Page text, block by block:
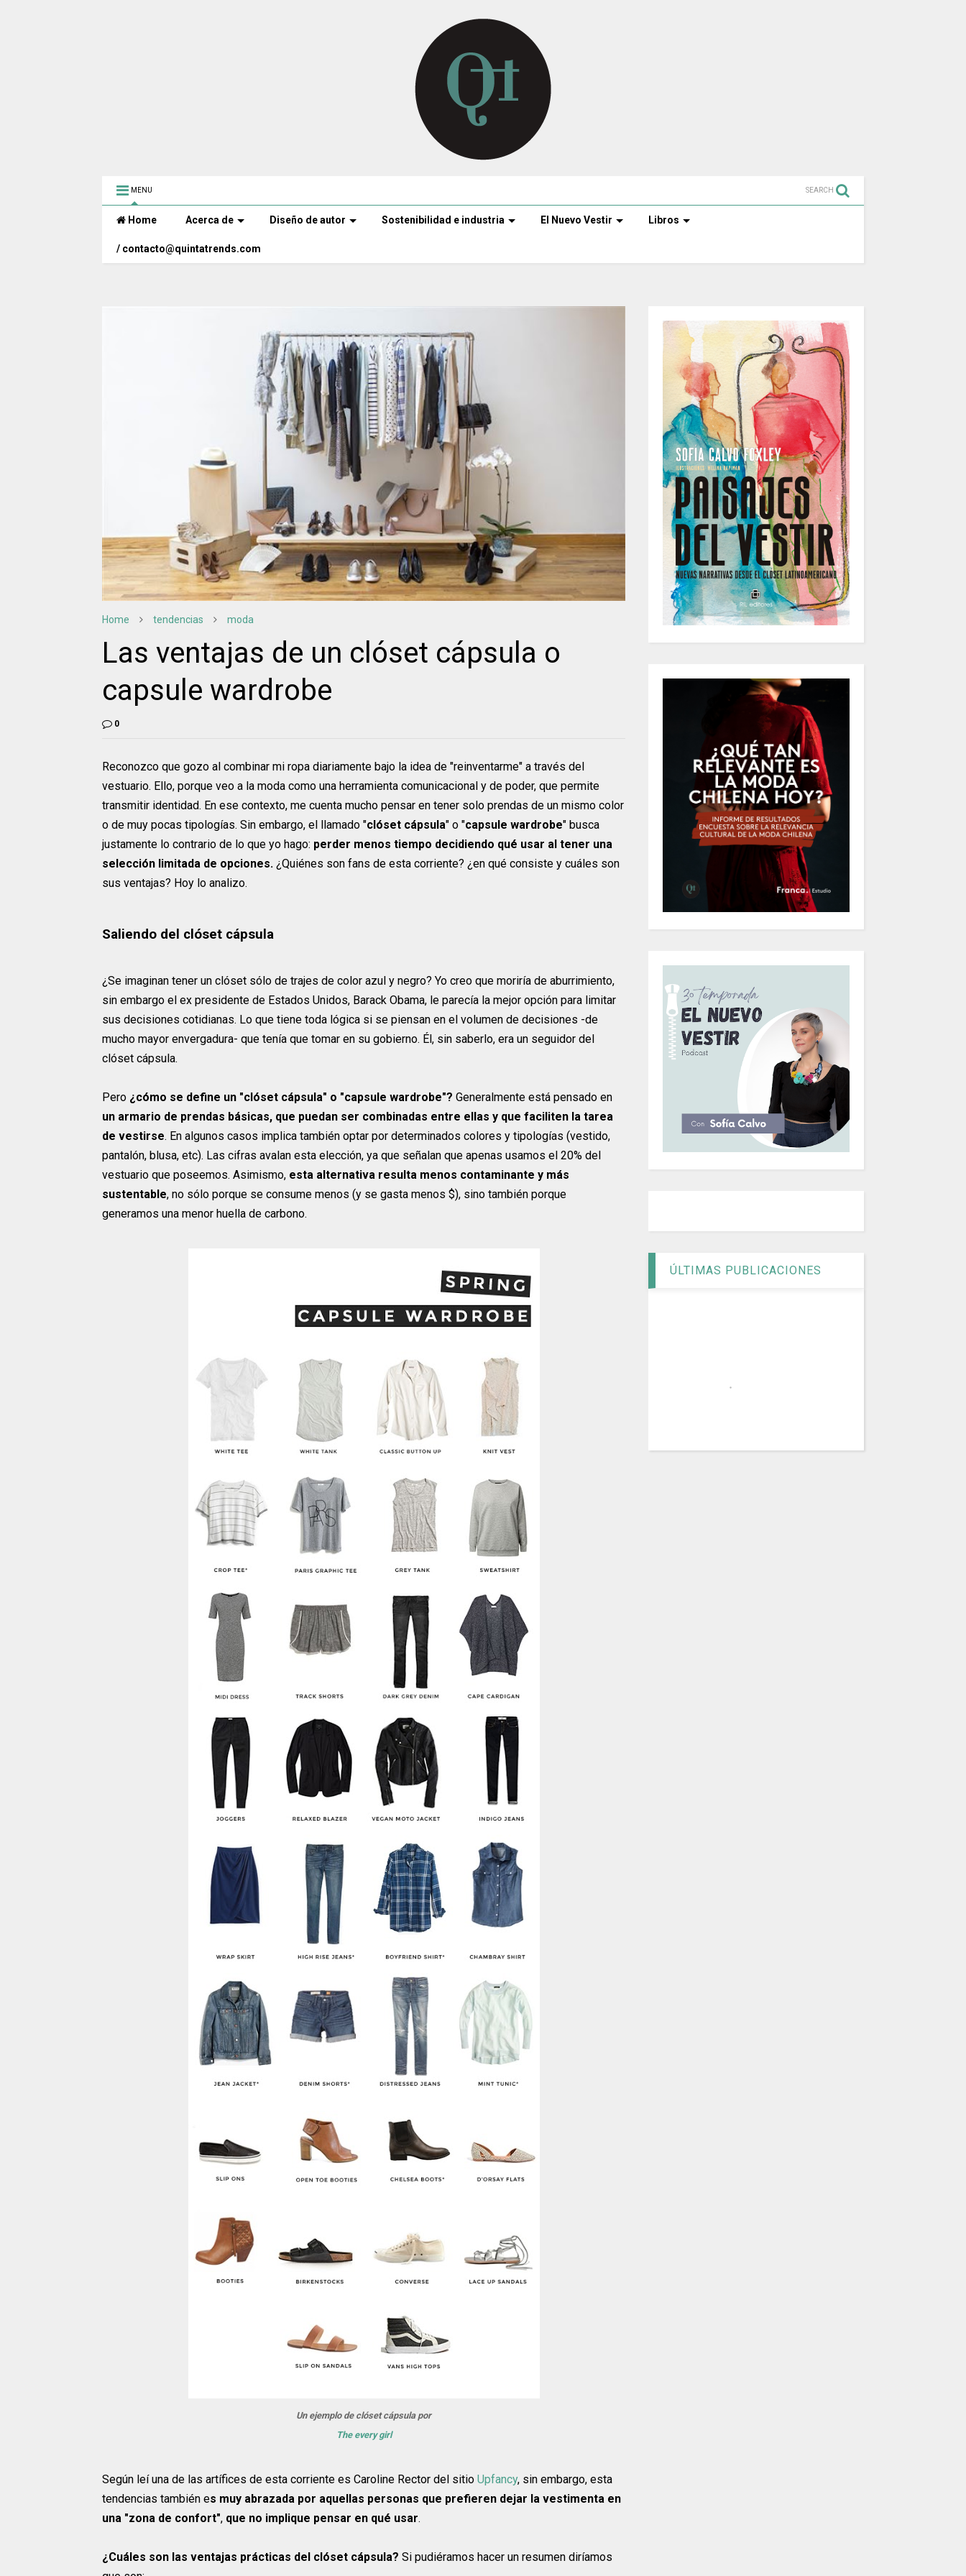
MENU SEARCH
Home Acerca de Diseño de autor Sostenibilidad e industria El Nuevo Vestir Libros
/ contacto@quintatrends.com
Home tendencias moda
Las ventajas de un clóset cápsula o
capsule wardrobe
0
Reconozco que gozo al combinar mi ropa diariamente bajo la idea de "reinventarme" a través del
vestuario. Ello, porque veo a la moda como una herramienta comunicacional y de poder, que permite
transmitir identidad. En ese contexto, me cuenta mucho pensar en tener solo prendas de un mismo color
o de muy pocas tipologías. Sin embargo, el llamado "clóset cápsula" o "capsule wardrobe" busca
justamente lo contrario de lo que yo hago: perder menos tiempo decidiendo qué usar al tener una
selección limitada de opciones. ¿Quiénes son fans de esta corriente? ¿en qué consiste y cuáles son
sus ventajas? Hoy lo analizo.
Saliendo del clóset cápsula
¿Se imaginan tener un clóset sólo de trajes de color azul y negro? Yo creo que moriría de aburrimiento,
sin embargo el ex presidente de Estados Unidos, Barack Obama, le parecía la mejor opción para limitar
sus decisiones cotidianas. Lo que tiene toda lógica si se piensan en el volumen de decisiones -de
mucho mayor envergadura- que tenía que tomar en su gobierno. Él, sin saberlo, era un seguidor del
clóset cápsula.
Pero ¿cómo se define un "clóset cápsula" o "capsule wardrobe"? Generalmente está pensado en
un armario de prendas básicas, que puedan ser combinadas entre ellas y que faciliten la tarea
de vestirse. En algunos casos implica también optar por determinados colores y tipologías (vestido,
pantalón, blusa, etc). Las cifras avalan esta elección, ya que señalan que apenas usamos el 20% del
vestuario que poseemos. Asimismo, esta alternativa resulta menos contaminante y más
sustentable, no sólo porque se consume menos (y se gasta menos $), sino también porque
generamos una menor huella de carbono.
Un ejemplo de clóset cápsula por
The every girl
Según leí una de las artífices de esta corriente es Caroline Rector del sitio Upfancy, sin embargo, esta
tendencias también es muy abrazada por aquellas personas que prefieren dejar la vestimenta en
una "zona de confort", que no implique pensar en qué usar.
¿Cuáles son las ventajas prácticas del clóset cápsula? Si pudiéramos hacer un resumen diríamos
ÚLTIMAS PUBLICACIONES